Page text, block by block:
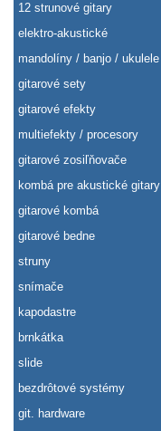
12 strunové gitary
elektro-akustické
mandolíny / banjo / ukulele
gitarové sety
gitarové efekty
multiefekty / procesory
gitarové zosiľňovače
kombá pre akustické gitary
gitarové kombá
gitarové bedne
struny
snímače
kapodastre
brnkátka
slide
bezdrôtové systémy
git. hardware